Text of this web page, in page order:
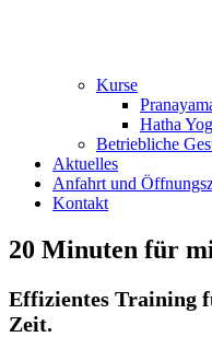
Kurse
Hatha
Betriebliche
Aktuelles
Anfahrt und
Kontakt
20 Minuten für
Effizientes Training
Zeit.